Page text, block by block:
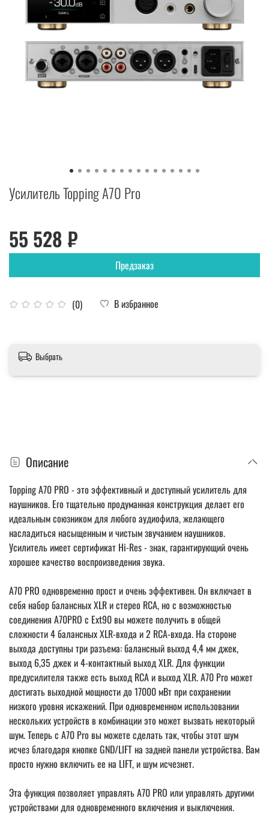
Усилитель Topping A70 Pro
(0) В избранное
55 528 ₽
Предзаказ
Выбрать
Описание
Topping A70 PRO - это эффективный и доступный усилитель для
наушников. Его тщательно продуманная конструкция делает его
идеальным союзником для любого аудиофила, желающего
насладиться насыщенным и чистым звучанием наушников.
Усилитель имеет сертификат Hi-Res - знак, гарантирующий очень
хорошее качество воспроизведения звука.
A70 PRO одновременно прост и очень эффективен. Он включает в
себя набор балансных XLR и стерео RCA, но с возможностью
соединения A70PRO с Ext90 вы можете получить в общей
сложности 4 балансных XLR-входа и 2 RCA-входа. На стороне
выхода доступны три разъема: балансный выход 4,4 мм джек,
выход 6,35 джек и 4-контактный выход XLR. Для функции
предусилителя также есть выход RCA и выход XLR. A70 Pro может
достигать выходной мощности до 17000 мВт при сохранении
низкого уровня искажений. При одновременном использовании
нескольких устройств в комбинации это может вызвать некоторый
шум. Теперь с A70 Pro вы можете сделать так, чтобы этот шум
исчез благодаря кнопке GND/LIFT на задней панели устройства. Вам
просто нужно включить ее на LIFT, и шум исчезнет.
Эта функция позволяет управлять A70 PRO или управлять другими
устройствами для одновременного включения и выключения.